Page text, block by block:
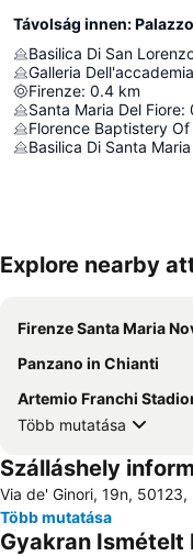
Távolság innen:
Basilica Di San
Galleria
Firenze: 0.4 km
Santa Maria Del Fiore:
Florence Baptistery
Basilica Di Santa
Explore nearby
Firenze Santa Maria
Panzano in Chianti
Artemio Franchi
Több mutatása
Szálláshely
Via de' Ginori, 19n,
Több mutatása
Gyakran Ismételt